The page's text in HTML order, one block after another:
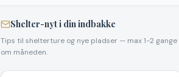
Shelter-nyt i din indbakke
Tips til shelterture og nye pladser — max 1-2 gange
om måneden.